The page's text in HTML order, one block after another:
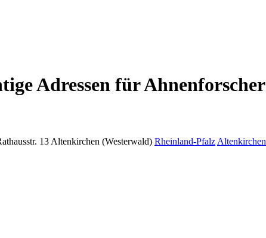
Adressen für Ahnenforscher
13 Altenkirchen (Westerwald) Rheinland-Pfalz Altenkirchen